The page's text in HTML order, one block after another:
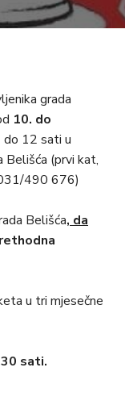
grada
10. do
do 12 sati u
Belišća (prvi kat,
490 676)
Belišća, da
u tri mjesečne
sati.